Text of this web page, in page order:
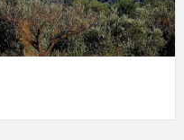
d'Emma Zafon